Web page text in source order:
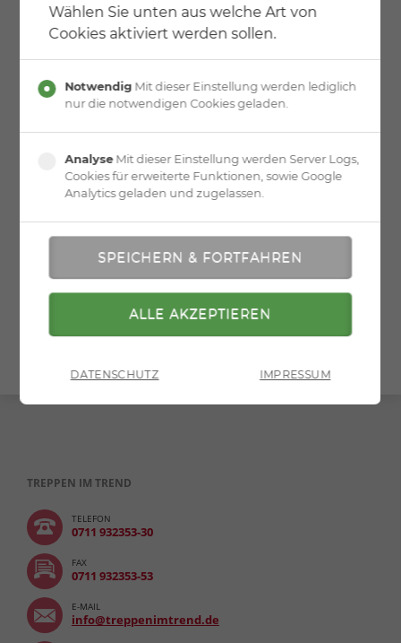
» zurück zur Übersicht » zur Druckversion
TREPPEN IM TREND
TELEFON
0711 932353-30
FAX
0711 932353-53
E-MAIL
info@treppenimtrend.de
Wählen Sie unten aus welche Art von
Cookies aktiviert werden sollen.
Notwendig Mit dieser Einstellung werden lediglich
nur die notwendigen Cookies geladen.
Analyse Mit dieser Einstellung werden Server Logs,
Cookies für erweiterte Funktionen, sowie Google
Analytics geladen und zugelassen.
DATENSCHUTZ IMPRESSUM